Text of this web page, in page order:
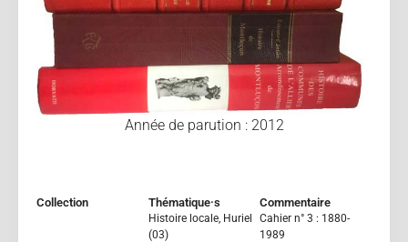
Année de parution : 2012
Collection Thématique·s
Histoire locale, Huriel
(03)
Commentaire
Cahier n° 3 : 1880-
1989